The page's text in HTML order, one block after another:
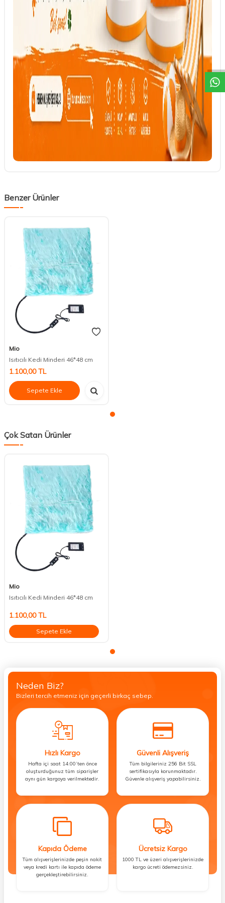
DESTEK
Benzer Ürünler
Mio
Isıtıcılı Kedi Minderi 46*48 cm
1.100,00TL
Sepete Ekle
Çok Satan Ürünler
Mio
Isıtıcılı Kedi Minderi 46*48 cm
1.100,00TL
Sepete Ekle
Neden Biz?
Bizleri tercih etmeniz için geçerli birkaç sebep.
Hızlı Kargo
Hafta içi saat 14:00’ten önce
oluşturduğunuz tüm siparişler
aynı gün kargoya verilmektedir.
Güvenli Alışveriş
Tüm bilgileriniz 256 Bit SSL
sertifikasıyla korunmaktadır.
Güvenle alışveriş yapabilirsiniz.
Kapıda Ödeme
Tüm alışverişlerinizde peşin nakit
veya kredi kartı ile kapıda ödeme
gerçekleştirebilirsiniz.
Ücretsiz Kargo
1000 TL ve üzeri alışverişlerinizde
kargo ücreti ödemezsiniz.